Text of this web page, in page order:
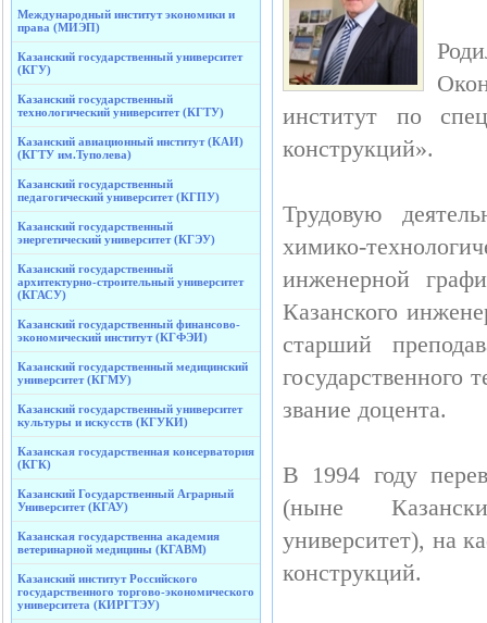
Международный институт экономики и
права (МИЭП)
Казанский государственный университет
(КГУ)
Казанский государственный
технологический университет (КГТУ)
Казанский авиационный институт (КАИ)
(КГТУ им.Туполева)
Казанский государственный
педагогический университет (КГПУ)
Казанский государственный
энергетический университет (КГЭУ)
Казанский государственный
архитектурно-строительный университет
(КГАСУ)
Казанский государственный финансово-
экономический институт (КГФЭИ)
Казанский государственный медицинский
университет (КГМУ)
Казанский государственный университет
культуры и искусств (КГУКИ)
Казанская государственная консерватория
(КГК)
Казанский Государственный Аграрный
Университет (КГАУ)
Казанская государственна академия
ветеринарной медицины (КГАВМ)
Казанский институт Российского
государственного торгово-экономического
университета (КИРГТЭУ)
институт по
конструкций».
Трудовую
химико-
инженерной
Казанского
старший
государственного
звание доцента.
В 1994 году
(ныне
университет), на
конструкций.